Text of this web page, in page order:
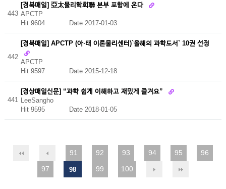
443
[경북매일] 亞太물리학회聯 본부 포항에 온다
APCTP
Hit 9604
Date 2017-01-03
442
[경북매일] APCTP (아·태 이론물리센터)`올해의 과학도서` 10권 선정
APCTP
Hit 9597 Date 2015-12-18
441
[경상매일신문] “과학 쉽게 이해하고 재밌게 즐겨요”
LeeSangho
Hit 9595
Date 2018-01-05
91 92 93 94 95
96
97
98 99 100